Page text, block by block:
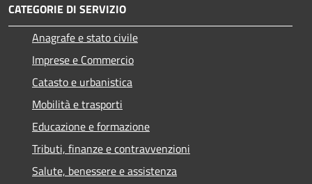
CATEGORIE DI SERVIZIO
Anagrafe e stato civile
Imprese e Commercio
Catasto e urbanistica
Mobilità e trasporti
Educazione e formazione
Tributi, finanze e contravvenzioni
Salute, benessere e assistenza